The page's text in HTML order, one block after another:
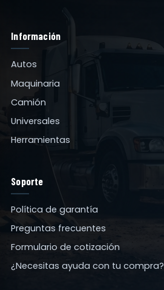
Información
Autos
Maquinaria
Camión
Universales
Herramientas
Soporte
Política de garantía
Preguntas frecuentes
Formulario de cotización
¿Necesitas ayuda con tu compra?